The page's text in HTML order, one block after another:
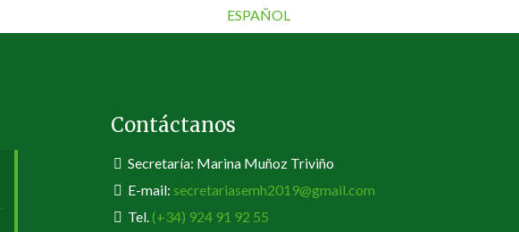
ESPAÑOL
Contáctanos
Secretaría: Marina Muñoz Triviño
E-mail: secretariasemh2019@gmail.com
Tel. (+34) 924 91 92 55